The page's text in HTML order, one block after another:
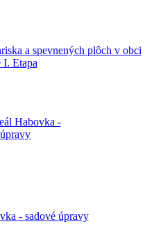
a spevnených plôch v obci
Etapa
- sadové úpravy